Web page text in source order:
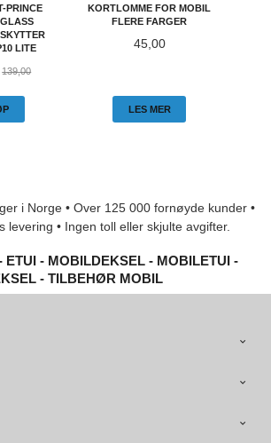
PRINCE
LITE
139,00Rabatt
KORTLOMME FOR MOBIL
FLERE FARGER
Pris
45,00
LES MER
i Norge • Over 125 000 fornøyde kunder •
levering • Ingen toll eller skjulte avgifter.
ETUI - MOBILDEKSEL - MOBILETUI -
- TILBEHØR MOBIL